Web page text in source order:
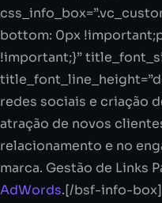
bottom: 0px
!important;}”
redes sociais e criação
atração de novos
relacionamento e no
marca. Gestão de Links
AdWords.[/bsf-info-